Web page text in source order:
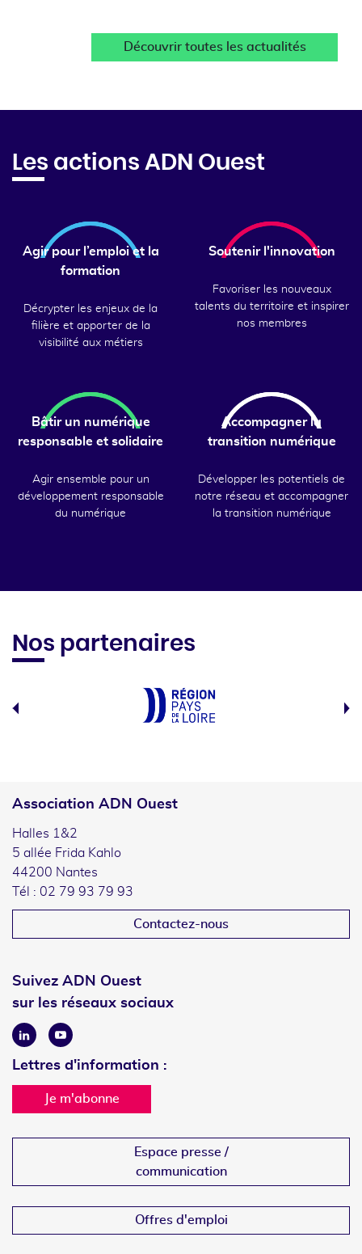
Découvrir toutes les actualités
Les actions ADN Ouest
Agir pour l’emploi et la
formation
Décrypter les enjeux de la
filière et apporter de la
visibilité aux métiers
Soutenir l'innovation
Favoriser les nouveaux
talents du territoire et inspirer
nos membres
Bâtir un numérique
responsable et solidaire
Agir ensemble pour un
développement responsable
du numérique
Accompagner la
transition numérique
Développer les potentiels de
notre réseau et accompagner
la transition numérique
Nos partenaires
Association ADN Ouest
Halles 1&2
5 allée Frida Kahlo
44200 Nantes
Tél : 02 79 93 79 93
Contactez-nous
Suivez ADN Ouest
sur les réseaux sociaux
LinkedinYoutube
Lettres d'information :
Je m'abonne
Espace presse /
communication
Offres d'emploi